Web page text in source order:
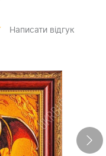
Написати відгук